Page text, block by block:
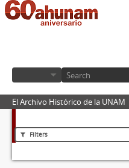
El Archivo Histórico de la UNAM
Filters